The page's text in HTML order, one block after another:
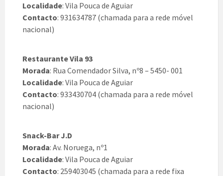
Localidade: Vila Pouca de Aguiar
Contacto: 931634787 (chamada para a rede móvel
nacional)
Restaurante Vila 93
Morada: Rua Comendador Silva, nº8 – 5450- 001
Localidade: Vila Pouca de Aguiar
Contacto: 933430704 (chamada para a rede móvel
nacional)
Snack-Bar J.D
Morada: Av. Noruega, nº1
Localidade: Vila Pouca de Aguiar
Contacto: 259403045 (chamada para a rede fixa